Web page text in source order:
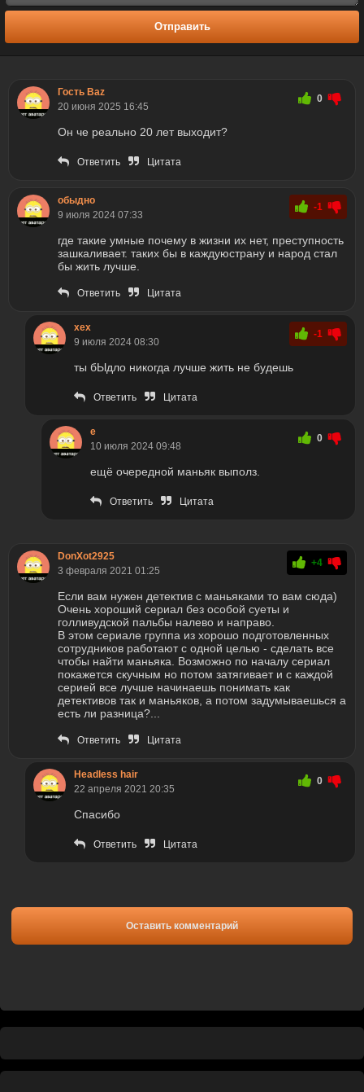
Отправить
Гость Baz
20 июня 2025 16:45
0
Он че реально 20 лет выходит?
Ответить Цитата
обыдно
9 июля 2024 07:33
-1
где такие умные почему в жизни их нет, преступность
зашкаливает. таких бы в каждуюстрану и народ стал
бы жить лучше.
Ответить Цитата
хех
9 июля 2024 08:30
-1
ты бЫдло никогда лучше жить не будешь
Ответить Цитата
е
10 июля 2024 09:48
0
ещё очередной маньяк выполз.
Ответить Цитата
DonXot2925
3 февраля 2021 01:25
+4
Если вам нужен детектив с маньяками то вам сюда)
Очень хороший сериал без особой суеты и
голливудской пальбы налево и направо.
В этом сериале группа из хорошо подготовленных
сотрудников работают с одной целью - сделать все
чтобы найти маньяка. Возможно по началу сериал
покажется скучным но потом затягивает и с каждой
серией все лучше начинаешь понимать как
детективов так и маньяков, а потом задумываешься а
есть ли разница?...
Ответить Цитата
Headless hair
22 апреля 2021 20:35
0
Спасибо
Ответить Цитата
Оставить комментарий